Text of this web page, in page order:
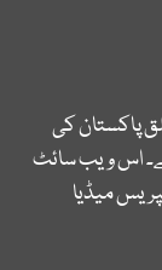
پاکستان کی
اس ویب سائٹ
میڈیا